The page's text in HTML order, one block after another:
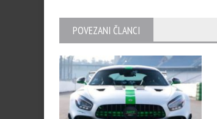
POVEZANI ČLANCI